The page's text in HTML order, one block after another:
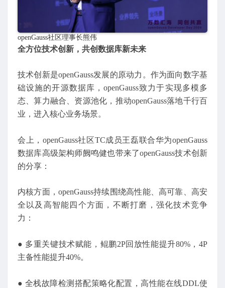
openGauss社区理事长熊伟
全方位技术创新，共创数据库新未来
技术创新是openGauss发展的原动力。作为面向数字基
础设施的开源数据库，openGauss致力于实现多模多
态、算力融合、资源池化，推动openGauss落地千行百
业，进入核心业务场景。
会上，openGauss社区TC成员王磊联合华为openGauss
数据库高级架构师阙鸣健也带来了openGauss技术创新
的分享：
内核方面，openGauss持续围绕高性能、高可靠、高安
全以及高智能四个方面，不断打磨，强化技术竞争
力：
● 多重关键技术赋能，鲲鹏2P回放性能提升80%，4P
主备性能提升40%。
● 全栈故障检测搭配策略化配置，高性能在线DDL使